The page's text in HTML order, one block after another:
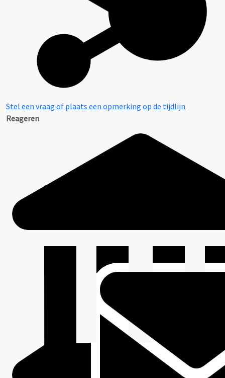
Stel een vraag of plaats een opmerking op de tijdlijn
Reageren